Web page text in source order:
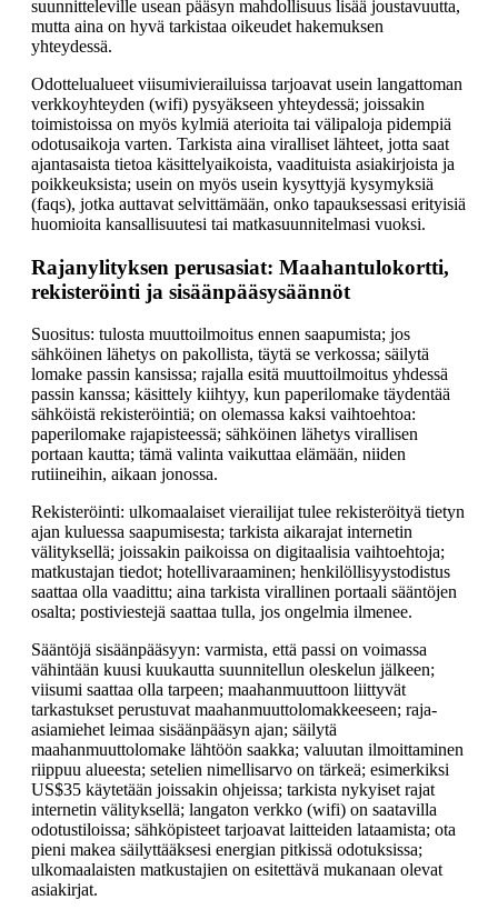
suunnitteleville usean pääsyn mahdollisuus lisää joustavuutta,
mutta aina on hyvä tarkistaa oikeudet hakemuksen
yhteydessä.
Odottelualueet viisumivierailuissa tarjoavat usein langattoman
verkkoyhteyden (wifi) pysyäkseen yhteydessä; joissakin
toimistoissa on myös kylmiä aterioita tai välipaloja pidempiä
odotusaikoja varten. Tarkista aina viralliset lähteet, jotta saat
ajantasaista tietoa käsittelyaikoista, vaadituista asiakirjoista ja
poikkeuksista; usein on myös usein kysyttyjä kysymyksiä
(faqs), jotka auttavat selvittämään, onko tapauksessasi erityisiä
huomioita kansallisuutesi tai matkasuunnitelmasi vuoksi.
Rajanylityksen perusasiat: Maahantulokortti,
rekisteröinti ja sisäänpääsysäännöt
Suositus: tulosta muuttoilmoitus ennen saapumista; jos
sähköinen lähetys on pakollista, täytä se verkossa; säilytä
lomake passin kansissa; rajalla esitä muuttoilmoitus yhdessä
passin kanssa; käsittely kiihtyy, kun paperilomake täydentää
sähköistä rekisteröintiä; on olemassa kaksi vaihtoehtoa:
paperilomake rajapisteessä; sähköinen lähetys virallisen
portaan kautta; tämä valinta vaikuttaa elämään, niiden
rutiineihin, aikaan jonossa.
Rekisteröinti: ulkomaalaiset vierailijat tulee rekisteröityä tietyn
ajan kuluessa saapumisesta; tarkista aikarajat internetin
välityksellä; joissakin paikoissa on digitaalisia vaihtoehtoja;
matkustajan tiedot; hotellivaraaminen; henkilöllisyystodistus
saattaa olla vaadittu; aina tarkista virallinen portaali sääntöjen
osalta; postiviestejä saattaa tulla, jos ongelmia ilmenee.
Sääntöjä sisäänpääsyyn: varmista, että passi on voimassa
vähintään kuusi kuukautta suunnitellun oleskelun jälkeen;
viisumi saattaa olla tarpeen; maahanmuuttoon liittyvät
tarkastukset perustuvat maahanmuuttolomakkeeseen; raja-
asiamiehet leimaa sisäänpääsyn ajan; säilytä
maahanmuuttolomake lähtöön saakka; valuutan ilmoittaminen
riippuu alueesta; setelien nimellisarvo on tärkeä; esimerkiksi
US$35 käytetään joissakin ohjeissa; tarkista nykyiset rajat
internetin välityksellä; langaton verkko (wifi) on saatavilla
odotustiloissa; sähköpisteet tarjoavat laitteiden lataamista; ota
pieni makea säilyttääksesi energian pitkissä odotuksissa;
ulkomaalaisten matkustajien on esitettävä mukanaan olevat
asiakirjat.